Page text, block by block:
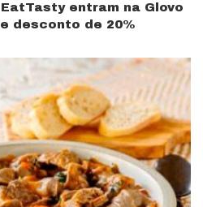
entram na Glovo
desconto de 20%